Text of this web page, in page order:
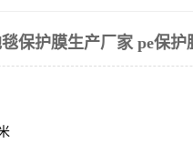
保护膜生产厂家 pe保护